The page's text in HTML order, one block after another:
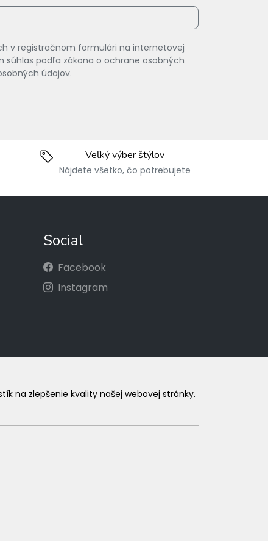
v registračnom formulári na internetovej
súhlas podľa zákona o ochrane osobných
údajov.
Veľký výber štýlov
Nájdete všetko, čo potrebujete
na zlepšenie kvality našej webovej stránky.
Social
Facebook
Instagram